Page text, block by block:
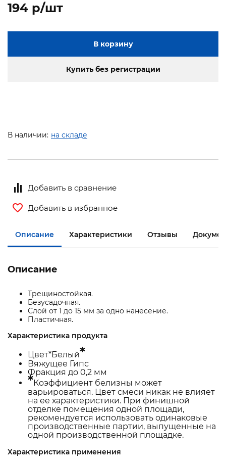
194 p/шт
В корзину
Купить без регистрации
В наличии: на складе
Добавить в сравнение
Добавить в избранное
Описание Характеристики Отзывы
Описание
Трещиностойкая.
Безусадочная.
Слой от 1 до 15 мм за одно нанесение.
Пластичная.
Характеристика продукта
Цвет*Белый*
Вяжущее Гипс
Фракция до 0,2 мм
*Коэффициент белизны может
варьироваться. Цвет смеси никак не влияет
на ее характеристики. При финишной
отделке помещения одной площади,
рекомендуется использовать одинаковые
производственные партии, выпущенные на
одной производственной площадке.
Характеристика применения